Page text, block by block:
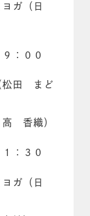
ガ（日
：００
松田 まど
高 香織）
：３０
ガ（日